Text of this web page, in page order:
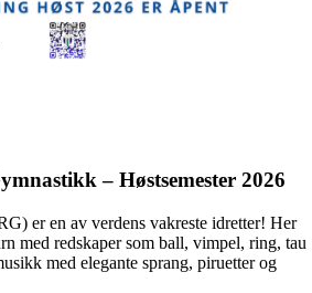
– Høstsemester 2026
er en av verdens vakreste idretter! Her
med redskaper som ball, vimpel, ring, tau
med elegante sprang, piruetter og